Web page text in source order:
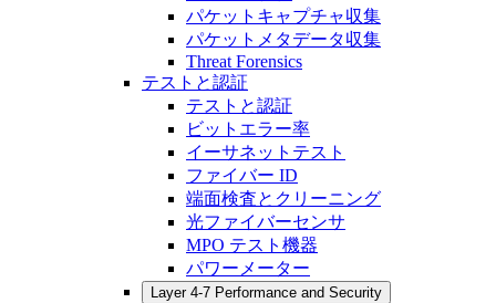
パケットキャプチャ収集
パケットメタデータ収集
Threat Forensics
テストと認証
テストと認証
ビットエラー率
イーサネットテスト
ファイバー ID
端面検査とクリーニング
光ファイバーセンサ
MPO テスト機器
パワーメーター
Layer 4-7 Performance and Security